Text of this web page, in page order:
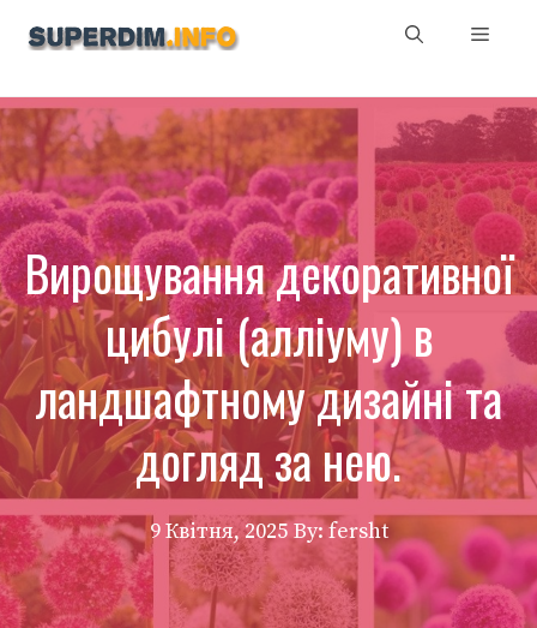
Вирощування декоративної
цибулі (алліуму) в
ландшафтному дизайні та
догляд за нею.
9 Квітня, 2025 By: fersht